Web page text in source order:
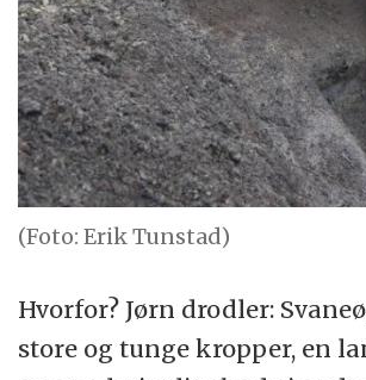
(Foto: Erik Tunstad)
Hvorfor? Jørn drodler:
store og tunge kropper, en